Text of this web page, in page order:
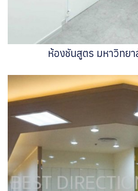
ห้องชันสูตร มหาวิทยา